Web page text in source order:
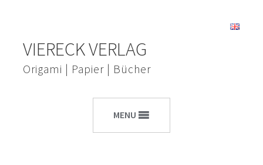
Navigation
springen
Inhalt
springen
VIERECK VERLAG
Origami | Papier | Bücher
MENU